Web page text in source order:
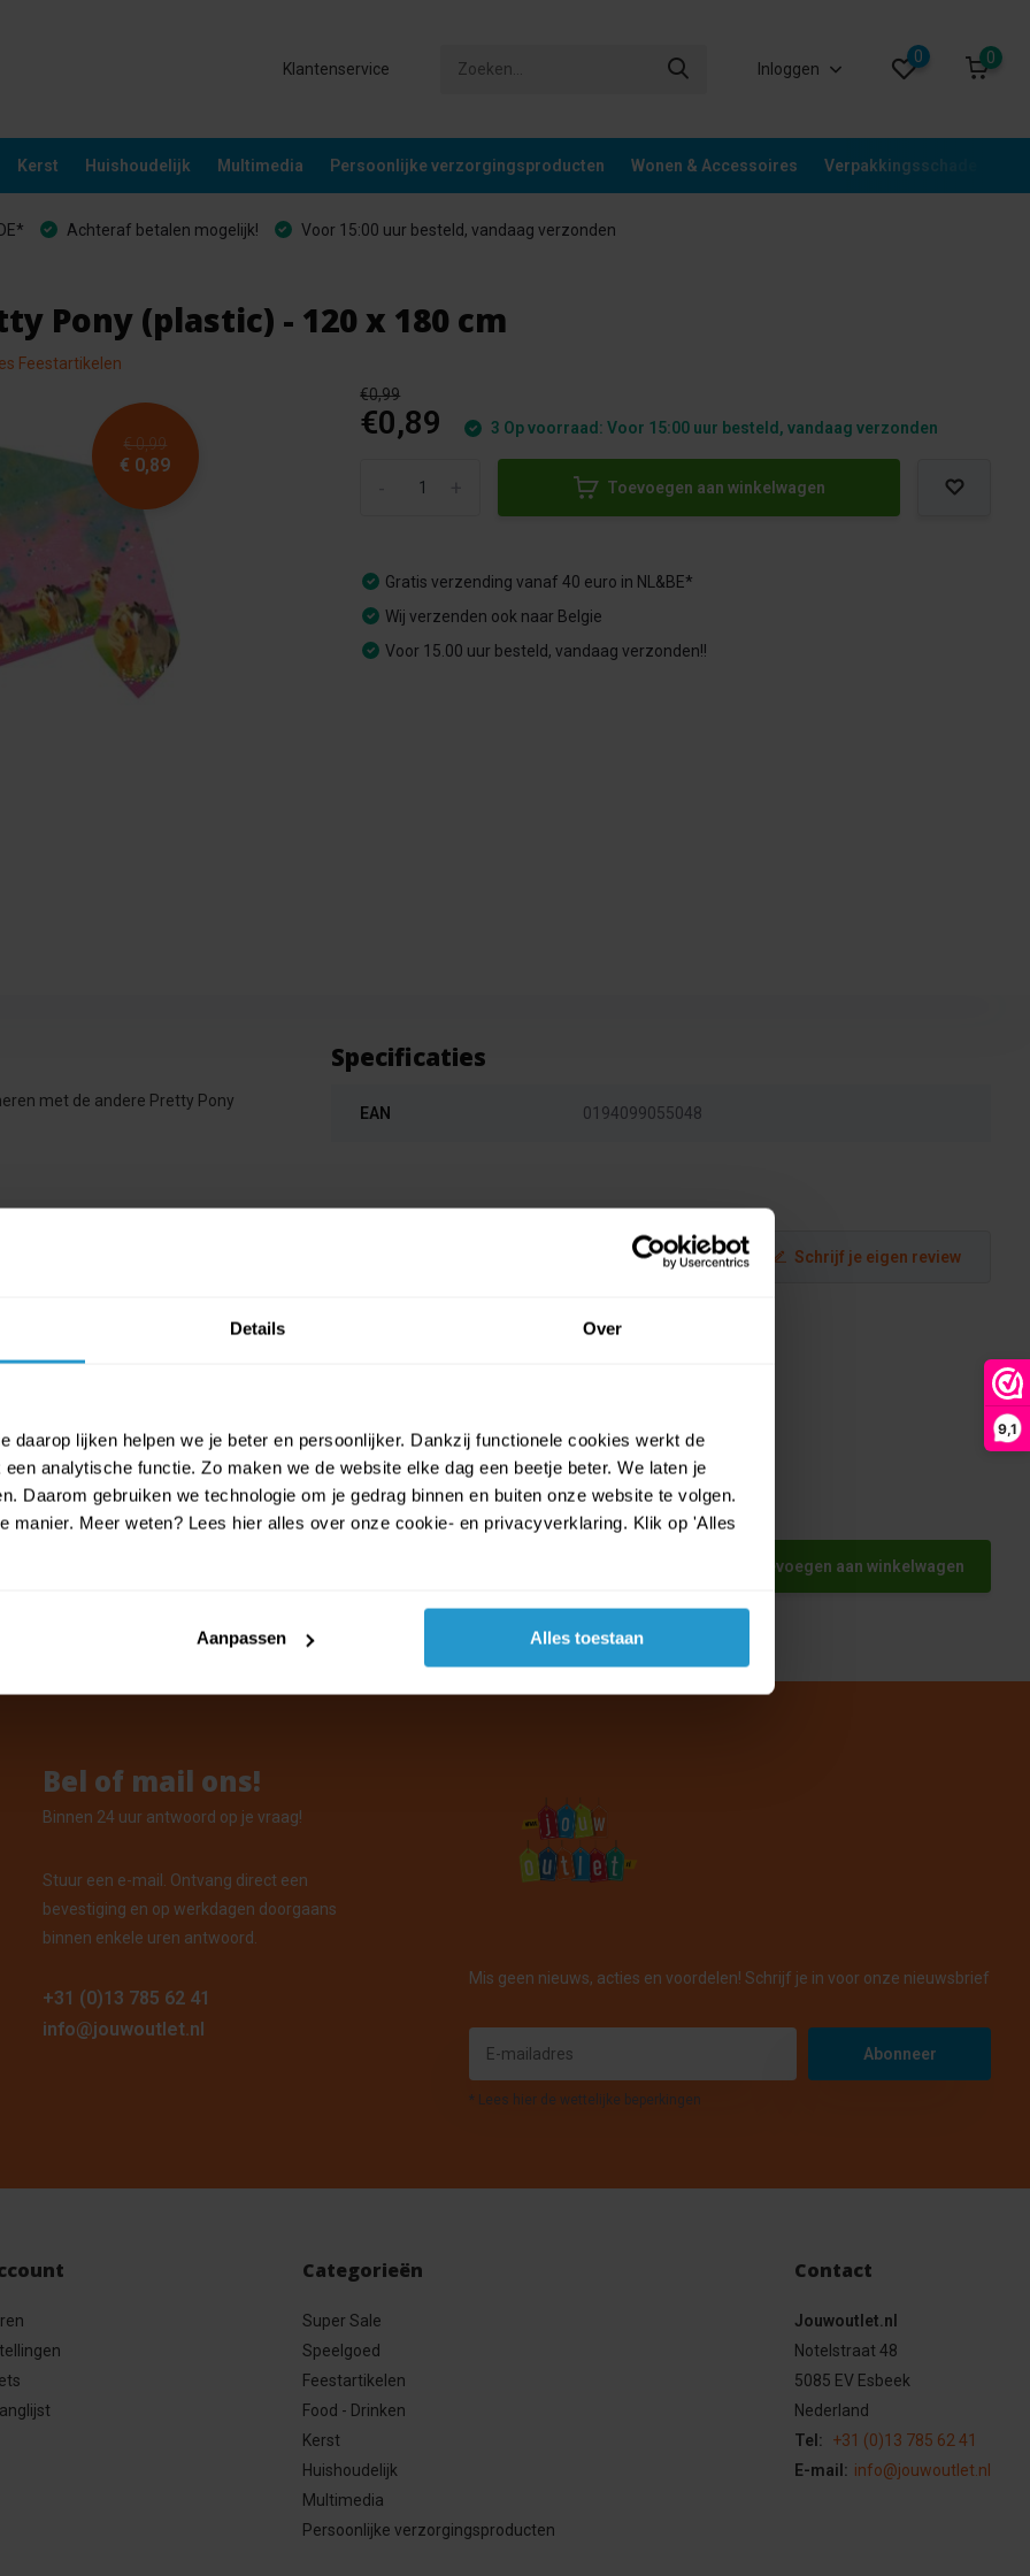
Details Over
daarop lijken helpen we je beter en persoonlijker. Dankzij functionele cookies werkt de
analytische functie. Zo maken we de website elke dag een beetje beter. We laten je
Daarom gebruiken we technologie om je gedrag binnen en buiten onze website te volgen.
manier. Meer weten? Lees hier alles over onze cookie- en privacyverklaring. Klik op 'Alles
Aanpassen Alles toestaan
9,1
Klantenservice Inloggen
0 0
Kerst Huishoudelijk Multimedia Persoonlijke verzorgingsproducten Wonen & Accessoires Verpakkingsschade
Achteraf betalen mogelijk! Voor 15:00 uur besteld, vandaag verzonden
Pony (plastic) - 120 x 180 cm
Feestartikelen
€ 0,99
€ 0,89
€0,99
€0,89 3 Op voorraad: Voor 15:00 uur besteld, vandaag verzonden
Toevoegen aan winkelwagen
Gratis verzending vanaf 40 euro in NL&BE*
Wij verzenden ook naar Belgie
Voor 15.00 uur besteld, vandaag verzonden!!
met de andere Pretty Pony
Specificaties
EAN 0194099055048
Schrijf je eigen review
- Tafelkleed Pretty Pony (plastic) -
cm
Toevoegen aan winkelwagen
Bel of mail ons!
Binnen 24 uur antwoord op je vraag!
Stuur een e-mail. Ontvang direct een
bevestiging en op werkdagen doorgaans
binnen enkele uren antwoord.
+31 (0)13 785 62 41
info@jouwoutlet.nl
Mis geen nieuws, acties en voordelen! Schrijf je in voor onze nieuwsbrief
Abonneer
* Lees hier de wettelijke beperkingen
Categorieën
Super Sale
Speelgoed
Feestartikelen
Food - Drinken
Kerst
Huishoudelijk
Multimedia
Persoonlijke verzorgingsproducten
Contact
Jouwoutlet.nl
Notelstraat 48
5085 EV Esbeek
Nederland
Tel:
+31 (0)13 785 62 41
E-mail: info@jouwoutlet.nl